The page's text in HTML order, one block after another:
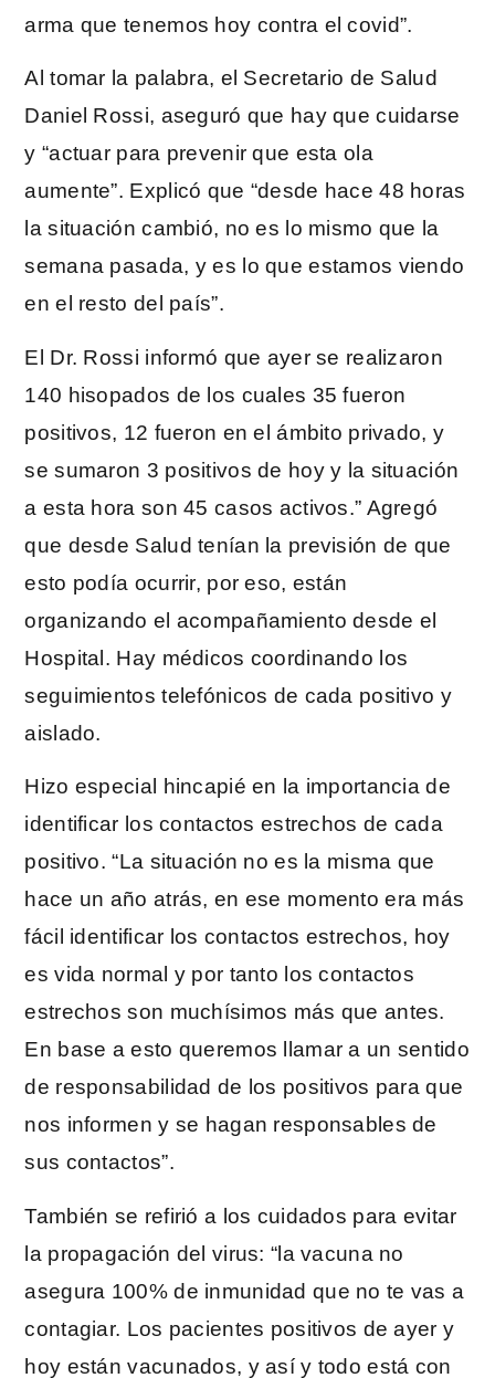
arma que tenemos hoy contra el covid”.
Al tomar la palabra, el Secretario de Salud
Daniel Rossi, aseguró que hay que cuidarse
y “actuar para prevenir que esta ola
aumente”. Explicó que “desde hace 48 horas
la situación cambió, no es lo mismo que la
semana pasada, y es lo que estamos viendo
en el resto del país”.
El Dr. Rossi informó que ayer se realizaron
140 hisopados de los cuales 35 fueron
positivos, 12 fueron en el ámbito privado, y
se sumaron 3 positivos de hoy y la situación
a esta hora son 45 casos activos.” Agregó
que desde Salud tenían la previsión de que
esto podía ocurrir, por eso, están
organizando el acompañamiento desde el
Hospital. Hay médicos coordinando los
seguimientos telefónicos de cada positivo y
aislado.
Hizo especial hincapié en la importancia de
identificar los contactos estrechos de cada
positivo. “La situación no es la misma que
hace un año atrás, en ese momento era más
fácil identificar los contactos estrechos, hoy
es vida normal y por tanto los contactos
estrechos son muchísimos más que antes.
En base a esto queremos llamar a un sentido
de responsabilidad de los positivos para que
nos informen y se hagan responsables de
sus contactos”.
También se refirió a los cuidados para evitar
la propagación del virus: “la vacuna no
asegura 100% de inmunidad que no te vas a
contagiar. Los pacientes positivos de ayer y
hoy están vacunados, y así y todo está con